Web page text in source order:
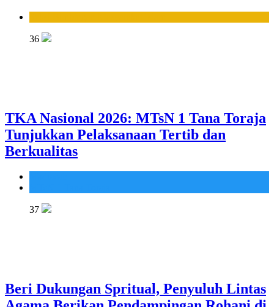
36
TKA Nasional 2026: MTsN 1 Tana Toraja
Tunjukkan Pelaksanaan Tertib dan
Berkualitas
37
Beri Dukungan Spritual, Penyuluh Lintas